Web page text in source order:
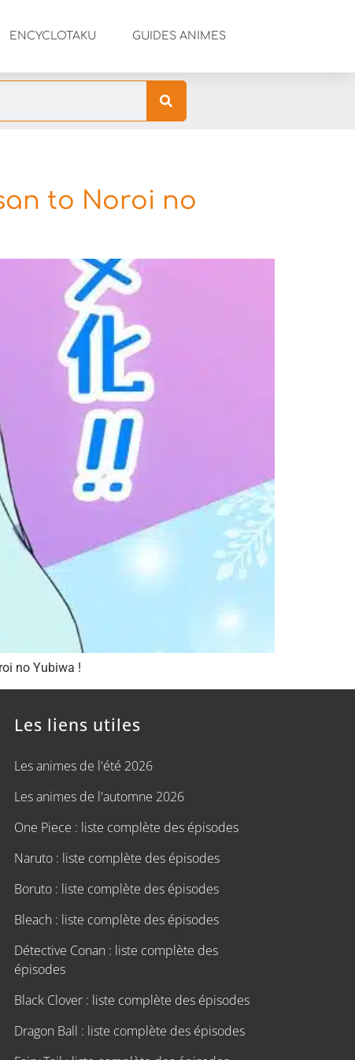
ENCYCLOTAKU GUIDES ANIMES
to Noroi no
no Yubiwa !
Les liens utiles
Les animes de l'été 2026
Les animes de l'automne 2026
One Piece : liste complète des épisodes
Naruto : liste complète des épisodes
Boruto : liste complète des épisodes
Bleach : liste complète des épisodes
Détective Conan : liste complète des
épisodes
Black Clover : liste complète des épisodes
Dragon Ball : liste complète des épisodes